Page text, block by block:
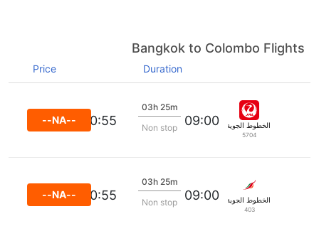
Bangkok to Colombo Flights
Duration
Price
الخطوط الجوية اليابانية
5704
09:00
03h 25m
Non stop
10:55
--NA--
الخطوط الجوية السريلانكية
403
09:00
03h 25m
Non stop
10:55
--NA--